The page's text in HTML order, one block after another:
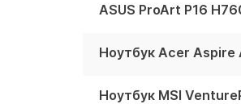
Ноутбук Acer Aspire
Ноутбук MSI